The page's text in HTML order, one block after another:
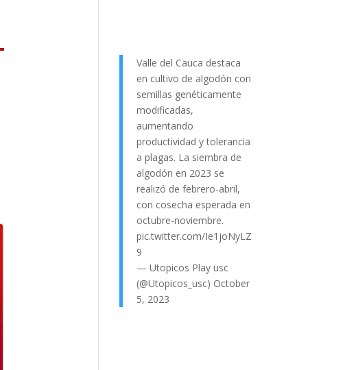
Valle del Cauca destaca
en cultivo de algodón con
semillas genéticamente
modificadas,
aumentando
productividad y tolerancia
a plagas. La siembra de
algodón en 2023 se
realizó de febrero-abril,
con cosecha esperada en
octubre-noviembre.
pic.twitter.com/Ie1joNyLZ
9
— Utopicos Play usc
(@Utopicos_usc) October
5, 2023